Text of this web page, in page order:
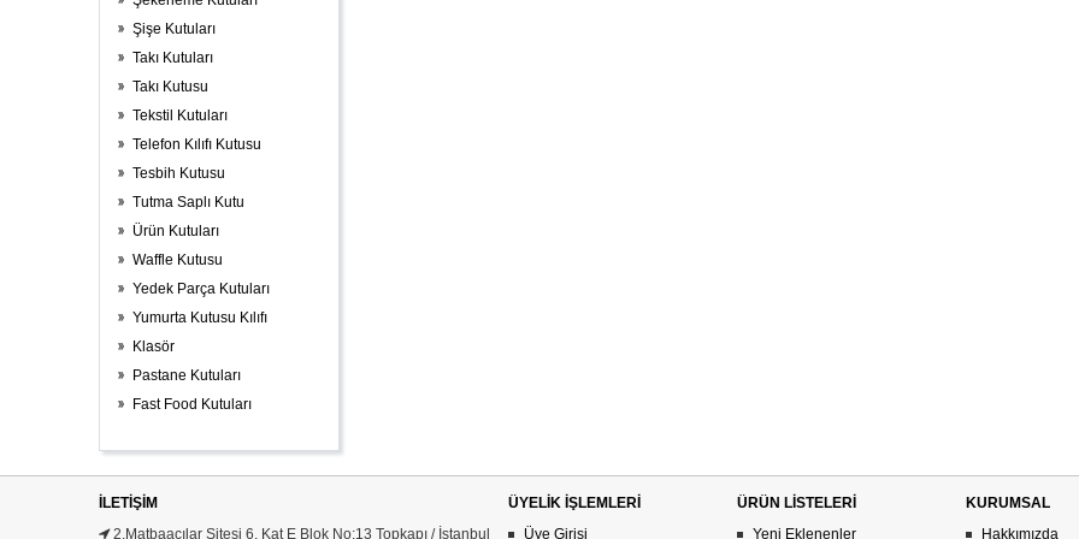
Şişe Kutuları
Takı Kutuları
Takı Kutusu
Tekstil Kutuları
Telefon Kılıfı Kutusu
Tesbih Kutusu
Tutma Saplı Kutu
Ürün Kutuları
Waffle Kutusu
Yedek Parça Kutuları
Yumurta Kutusu Kılıfı
Klasör
Pastane Kutuları
Fast Food Kutuları
İLETIŞIM
2.Matbaacılar Sitesi 6. Kat E Blok No:13 Topkapı / İstanbul
ÜYELİK İŞLEMLERİ
Üye Girişi
ÜRÜN LİSTELERİ
Yeni Eklenenler
KURUMSAL
Hakkımızda